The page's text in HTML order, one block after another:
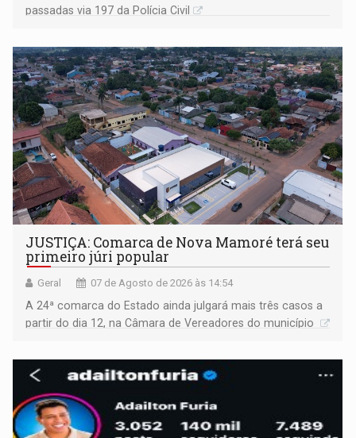
passadas via 197 da Polícia Civil
JUSTIÇA: Comarca de Nova Mamoré terá seu
primeiro júri popular
Geral 07 de Agosto de 2026 às 14:54
A 24ª comarca do Estado ainda julgará mais três casos a
partir do dia 12, na Câmara de Vereadores do município